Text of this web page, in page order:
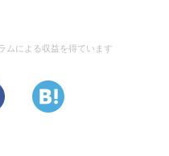
ムによる収益を得ています